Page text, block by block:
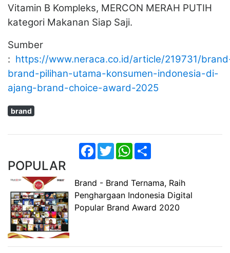
Vitamin B Kompleks, MERCON MERAH PUTIH
kategori Makanan Siap Saji.
Sumber
: https://www.neraca.co.id/article/219731/
brand-pilihan-utama-konsumen-indonesia-di-
ajang-brand-choice-award-2025
brand
Facebook
TwitterWhatsApp
POPULAR
Brand - Brand Ternama, Raih
Penghargaan Indonesia Digital
Popular Brand Award 2020